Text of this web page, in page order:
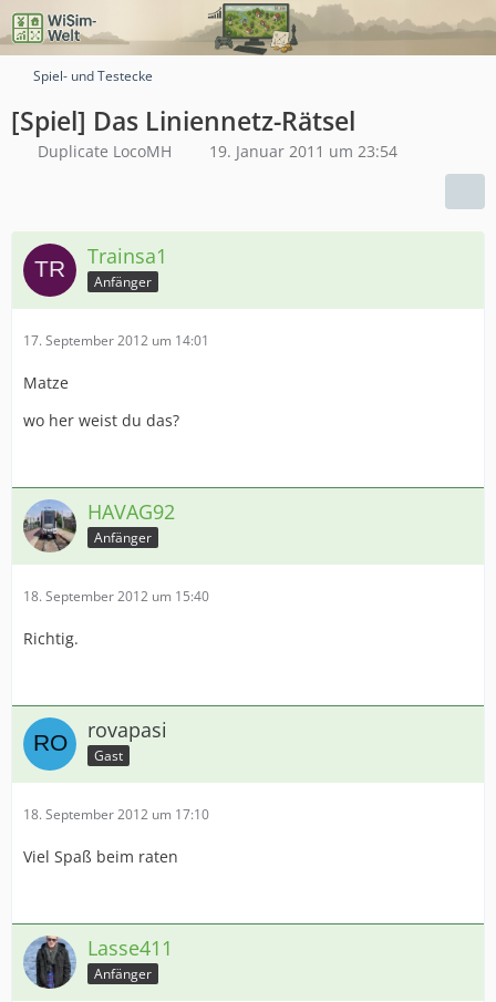
Spiel- und Testecke
[Spiel] Das Liniennetz-Rätsel
Duplicate LocoMH 19. Januar 2011 um 23:54
Trainsa1
Anfänger
17. September 2012 um 14:01
Matze
wo her weist du das?
HAVAG92
Anfänger
18. September 2012 um 15:40
Richtig.
rovapasi
Gast
18. September 2012 um 17:10
Viel Spaß beim raten
Lasse411
Anfänger